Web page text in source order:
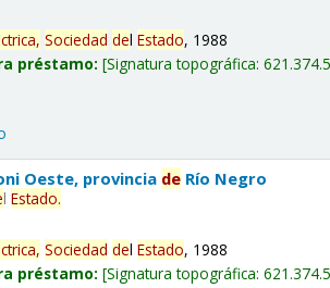
Sociedad delEstado, 1988
préstamo: Signatura topográfica:
Oeste, provincia de Río Negro
lEstado.
Sociedad delEstado, 1988
préstamo: Signatura topográfica: